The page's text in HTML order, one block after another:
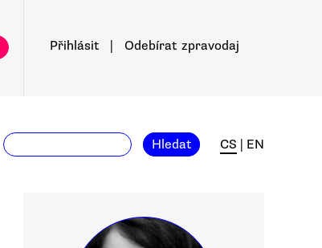
Přihlásit Odebírat zpravodaj
Hledat CS EN